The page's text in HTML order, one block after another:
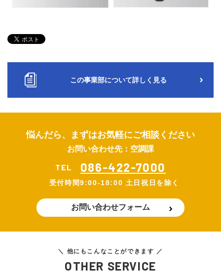
この事業部について詳しく見る
悩んだら、まずはお気軽にご相談ください
お問い合わせ先：空調課
TEL 086-422-7000
受付時間9:00-18:00 土日祝日を除く
お問い合わせフォーム
＼ 他にもこんなことができます ／
OTHER SERVICE